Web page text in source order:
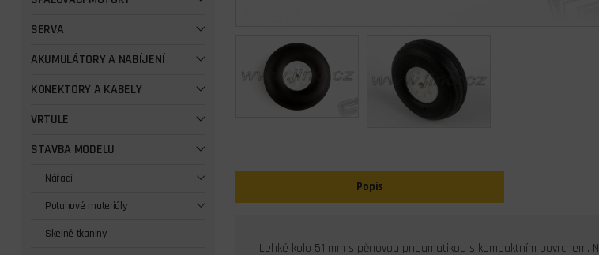
SERVA
AKUMULÁTORY A NABÍJENÍ
KONEKTORY A KABELY
VRTULE
STAVBA MODELU
Nářadí
Potahové materiály
Skelné tkaniny
Popis
Lehké kolo 51 mm s pěnovou pneumatikou s kompaktním povrchem.